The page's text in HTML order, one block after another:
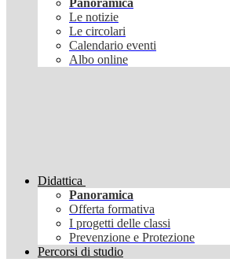
Panoramica
Le notizie
Le circolari
Calendario eventi
Albo online
Didattica
Panoramica
Offerta formativa
I progetti delle classi
Prevenzione e Protezione
Percorsi di studio